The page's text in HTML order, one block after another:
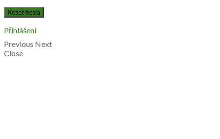
Přihlášení
Previous Next
Close